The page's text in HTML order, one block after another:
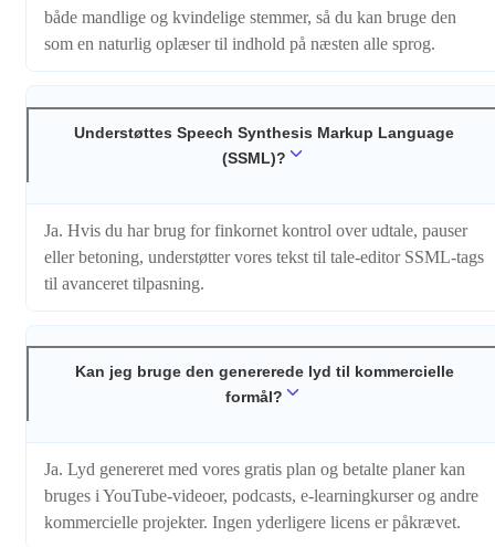
både mandlige og kvindelige stemmer, så du kan bruge den
som en naturlig oplæser til indhold på næsten alle sprog.
Understøttes Speech Synthesis Markup Language
(SSML)?
Ja. Hvis du har brug for finkornet kontrol over udtale, pauser
eller betoning, understøtter vores tekst til tale-editor SSML-tags
til avanceret tilpasning.
Kan jeg bruge den genererede lyd til kommercielle
formål?
Ja. Lyd genereret med vores gratis plan og betalte planer kan
bruges i YouTube-videoer, podcasts, e-learningkurser og andre
kommercielle projekter. Ingen yderligere licens er påkrævet.